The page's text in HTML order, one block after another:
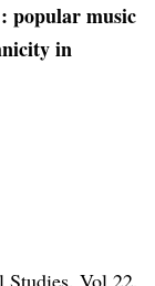
: popular music
in
Studies. Vol 22,